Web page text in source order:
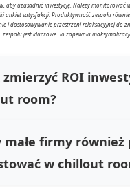
aby uzasadnić inwestycję. Należy monitorować
ankiet satysfakcji. Produktywność zespołu
i dostosowywanie przestrzeni relaksacyjnej do
zespołu jest kluczowe. To zapewnia
zmierzyć ROI
room?
małe firmy
w chillout